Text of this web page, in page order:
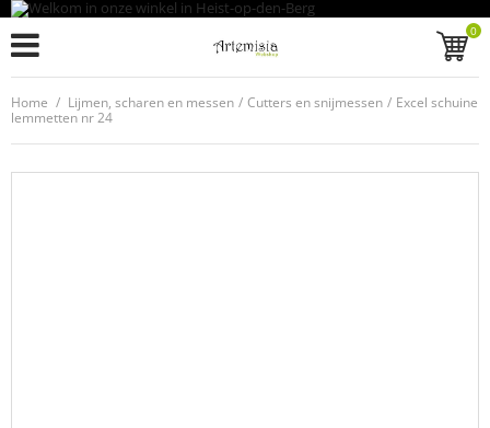
0
Home / Lijmen, scharen en messen / Cutters en snijmessen / Excel schuine
lemmetten nr 24